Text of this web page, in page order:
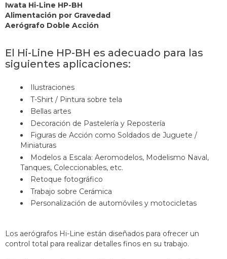
Iwata Hi-Line HP-BH
Alimentación por Gravedad
Aerógrafo Doble Acción
E l Hi-Line HP-BH es adecuado para las
siguientes aplicaciones:
Ilustraciones
T-Shirt / Pintura sobre tela
Bellas artes
Decoración de Pastelería y Repostería
Figuras de Acción como Soldados de Juguete /
Miniaturas
Modelos a Escala: Aeromodelos, Modelismo Naval,
Tanques, Coleccionables, etc.
Retoque fotográfico
Trabajo sobre Cerámica
Personalización de automóviles y motocicletas
Los aerógrafos Hi-Line están diseñados para ofrecer un
control total para realizar detalles finos en su trabajo.